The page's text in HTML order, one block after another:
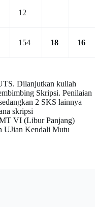
12
154 18 16
Dilanjutkan kuliah
Skripsi. Penilaian
2 SKS lainnya
skripsi
VI (Libur Panjang)
UJian Kendali Mutu